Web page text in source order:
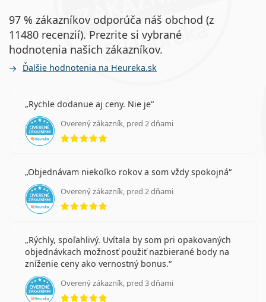
97 % zákazníkov odporúča náš obchod (z
11480 recenzií). Prezrite si vybrané
hodnotenia našich zákazníkov.
Ďalšie hodnotenia na Heureka.sk
Rychle dodanue aj ceny. Nie je
Overený zákazník, pred 2 dňami
hodnotenie 5 z 5
Objednávam niekoľko rokov a som vždy spokojná
Overený zákazník, pred 2 dňami
hodnotenie 5 z 5
Rýchly, spoľahlivý. Uvítala by som pri opakovaných
objednávkach možnosť použiť nazbierané body na
zníženie ceny ako vernostný bonus.
Overený zákazník, pred 3 dňami
hodnotenie 5 z 5